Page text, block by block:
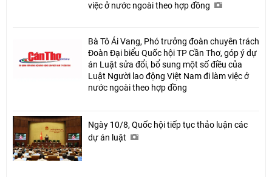
việc ở nước ngoài theo hợp đồng
Bà Tô Ái Vang, Phó trưởng đoàn chuyên trách
Đoàn Đại biểu Quốc hội TP Cần Thơ, góp ý dự
án Luật sửa đổi, bổ sung một số điều của
Luật Người lao động Việt Nam đi làm việc ở
nước ngoài theo hợp đồng
Ngày 10/8, Quốc hội tiếp tục thảo luận các
dự án luật